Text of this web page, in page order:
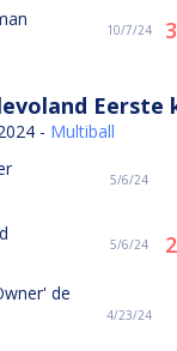
10/7/24
Eerste
- Multiball
5/6/24
5/6/24
de
4/23/24